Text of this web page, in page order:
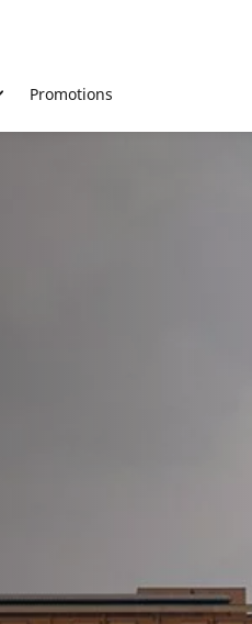
Promotions